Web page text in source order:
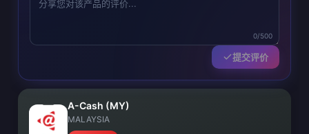
0/500
提交评价
A-Cash (MY)
MALAYSIA